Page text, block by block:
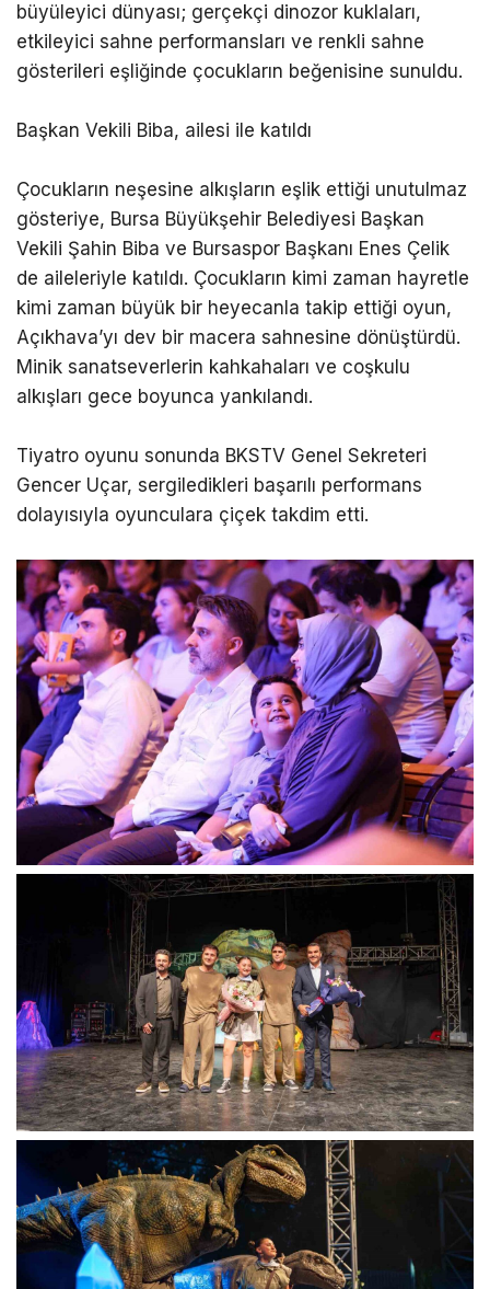
büyüleyici dünyası; gerçekçi dinozor kuklaları,
etkileyici sahne performansları ve renkli sahne
gösterileri eşliğinde çocukların beğenisine sunuldu.
Başkan Vekili Biba, ailesi ile katıldı
Çocukların neşesine alkışların eşlik ettiği unutulmaz
gösteriye, Bursa Büyükşehir Belediyesi Başkan
Vekili Şahin Biba ve Bursaspor Başkanı Enes Çelik
de aileleriyle katıldı. Çocukların kimi zaman hayretle
kimi zaman büyük bir heyecanla takip ettiği oyun,
Açıkhava’yı dev bir macera sahnesine dönüştürdü.
Minik sanatseverlerin kahkahaları ve coşkulu
alkışları gece boyunca yankılandı.
Tiyatro oyunu sonunda BKSTV Genel Sekreteri
Gencer Uçar, sergiledikleri başarılı performans
dolayısıyla oyunculara çiçek takdim etti.